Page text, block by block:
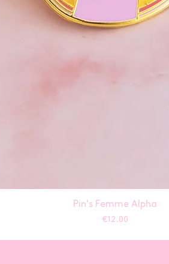
Pin's Femme Alpha
Price
€12.00